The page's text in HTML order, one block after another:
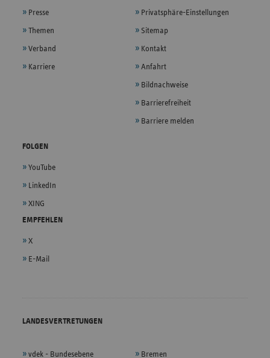
Presse
Themen
Verband
Karriere
Privatsphäre-Einstellungen
Sitemap
Kontakt
Anfahrt
Bildnachweise
Barrierefreiheit
Barriere melden
FOLGEN
YouTube
LinkedIn
XING
EMPFEHLEN
X
E-Mail
LANDESVERTRETUNGEN
vdek - Bundesebene Bremen